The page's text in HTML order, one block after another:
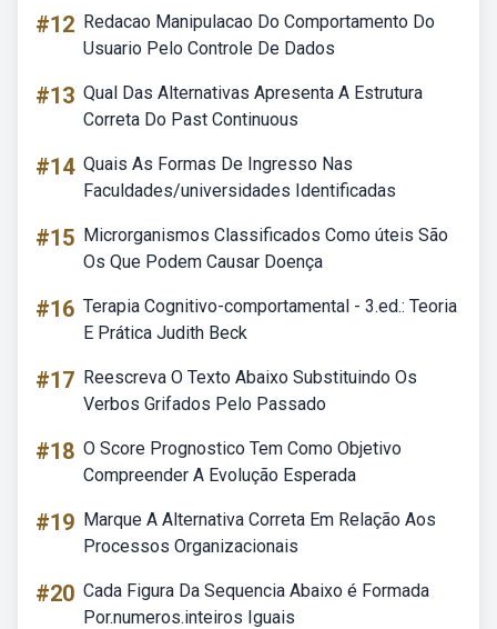
#12 Redacao Manipulacao Do Comportamento Do
Usuario Pelo Controle De Dados
#13 Qual Das Alternativas Apresenta A Estrutura
Correta Do Past Continuous
#14 Quais As Formas De Ingresso Nas
Faculdades/universidades Identificadas
#15 Microrganismos Classificados Como úteis São
Os Que Podem Causar Doença
#16 Terapia Cognitivo-comportamental - 3.ed.: Teoria
E Prática Judith Beck
#17 Reescreva O Texto Abaixo Substituindo Os
Verbos Grifados Pelo Passado
#18 O Score Prognostico Tem Como Objetivo
Compreender A Evolução Esperada
#19 Marque A Alternativa Correta Em Relação Aos
Processos Organizacionais
#20 Cada Figura Da Sequencia Abaixo é Formada
Por.numeros.inteiros Iguais